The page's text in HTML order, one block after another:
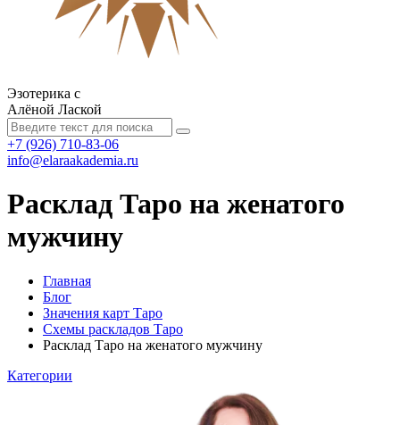
Эзотерика с
Алёной Лаской
+7 (926) 710-83-06
info@elaraakademia.ru
Расклад Таро на женатого
мужчину
Главная
Блог
Значения карт Таро
Схемы раскладов Таро
Расклад Таро на женатого мужчину
Категории